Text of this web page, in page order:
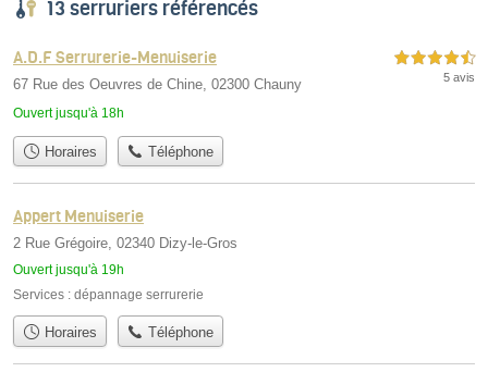
13 serruriers référencés
A.D.F Serrurerie-Menuiserie
67 Rue des Oeuvres de Chine, 02300 Chauny
Ouvert jusqu'à 18h
4,5 étoiles sur 5
5 avis
Horaires Téléphone
Appert Menuiserie
2 Rue Grégoire, 02340 Dizy-le-Gros
Ouvert jusqu'à 19h
Services : dépannage serrurerie
Horaires Téléphone